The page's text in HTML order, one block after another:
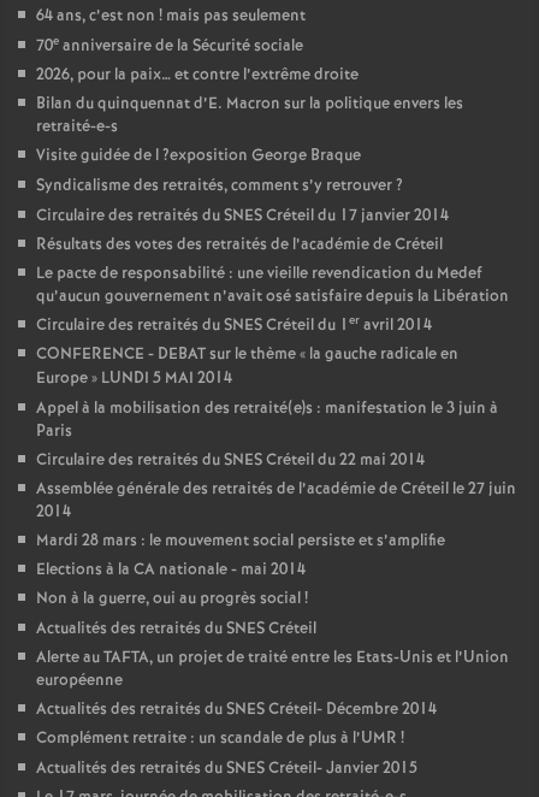
64 ans, c’est non ! mais pas seulement
70e anniversaire de la Sécurité sociale
2026, pour la paix… et contre l’extrême droite
Bilan du quinquennat d’E. Macron sur la politique envers les
retraité-e-s
Visite guidée de l?exposition George Braque
Syndicalisme des retraités, comment s’y retrouver?
Circulaire des retraités duSNESCréteil du 17 janvier 2014
Résultats des votes des retraités de l’académie de Créteil
Le pacte de responsabilité : une vieille revendication du Medef
qu’aucun gouvernement n’avait osé satisfaire depuis la Libération
Circulaire des retraités duSNESCréteil du 1 er avril 2014
CONFERENCE - DEBATsur le thème « la gauche radicale en
Europe» LUNDI 5 MAI 2014
Appel à la mobilisation des retraité(e)s : manifestation le 3 juin à
Paris
Circulaire des retraités duSNESCréteil du 22 mai 2014
Assemblée générale des retraités de l’académie de Créteil le 27 juin
2014
Mardi 28 mars : le mouvement social persiste et s’amplifie
Elections à la CA nationale - mai 2014
Non à la guerre, oui au progrès social!
Actualités des retraités duSNESCréteil
Alerte auTAFTA, un projet de traité entre les Etats-Unis et l’Union
européenne
Actualités des retraités duSNESCréteil- Décembre 2014
Complément retraite : un scandale de plus à l’UMR !
Actualités des retraités duSNESCréteil- Janvier 2015